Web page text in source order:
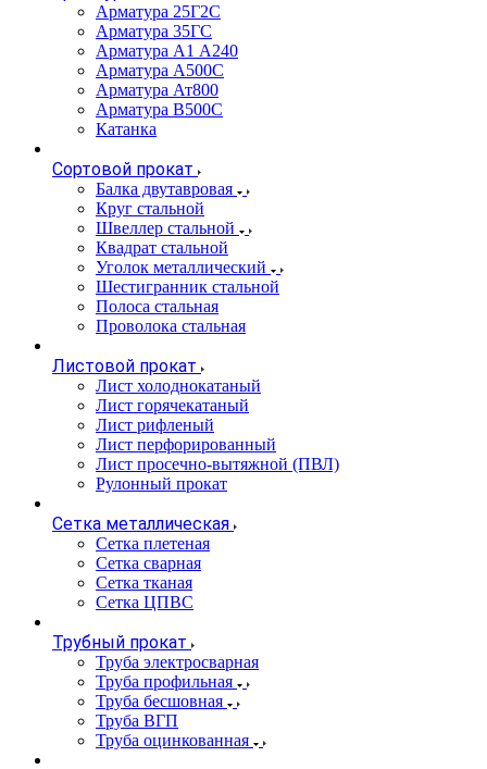
Арматура 25Г2С
Арматура 35ГС
Арматура А1 А240
Арматура А500С
Арматура Ат800
Арматура В500С
Катанка
Сортовой прокат
Балка двутавровая
Круг стальной
Швеллер стальной
Квадрат стальной
Уголок металлический
Шестигранник стальной
Полоса стальная
Проволока стальная
Листовой прокат
Лист холоднокатаный
Лист горячекатаный
Лист рифленый
Лист перфорированный
Лист просечно-вытяжной (ПВЛ)
Рулонный прокат
Сетка металлическая
Сетка плетеная
Сетка сварная
Сетка тканая
Сетка ЦПВС
Трубный прокат
Труба электросварная
Труба профильная
Труба бесшовная
Труба ВГП
Труба оцинкованная